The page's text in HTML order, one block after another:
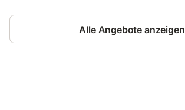
Alle Angebote anzeigen